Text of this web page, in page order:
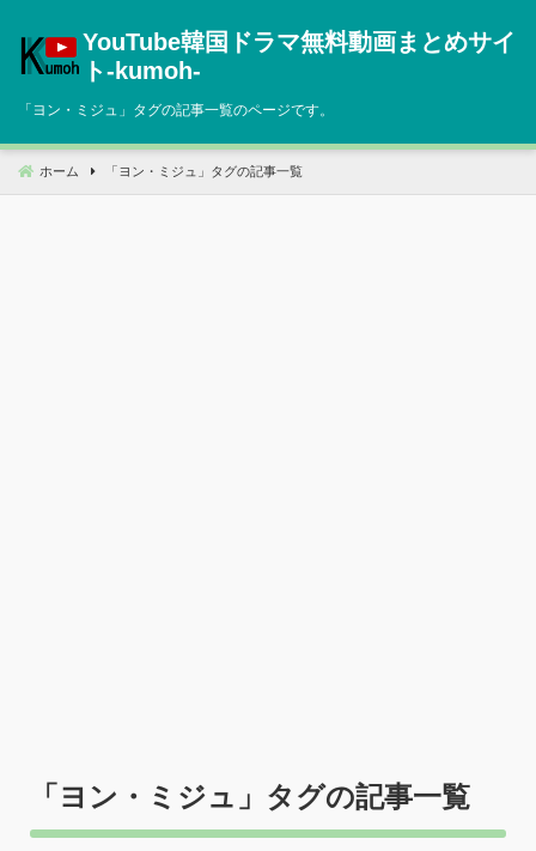
へ
動
YouTube韓国ドラマ無料動画まとめサイ
ト‐kumoh‐
「ヨン・ミジュ 」タグの記事一覧のページです。
ホーム 「 ヨン・ミジュ 」タグの記事一覧
「ヨン・ミジュ 」タグの記事一覧